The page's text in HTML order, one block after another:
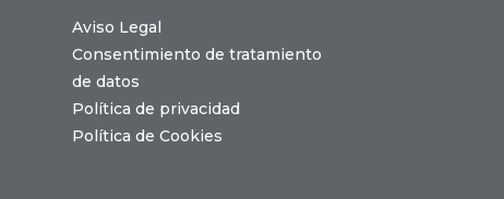
Aviso Legal
Consentimiento de tratamiento
de datos
Política de privacidad
Política de Cookies